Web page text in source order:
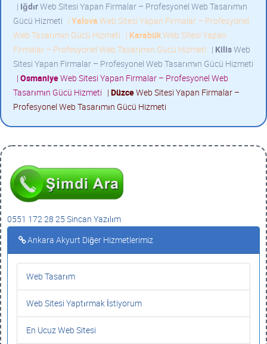
| IğdırWeb Sitesi Yapan Firmalar – Profesyonel Web Tasarımın
Gücü Hizmeti | Yalova Web Sitesi Yapan Firmalar – Profesyonel
Web Tasarımın Gücü Hizmeti | KarabükWeb Sitesi Yapan
Firmalar – Profesyonel Web Tasarımın Gücü Hizmeti | KilisWeb
Sitesi Yapan Firmalar – Profesyonel Web Tasarımın Gücü Hizmeti
| OsmaniyeWeb Sitesi Yapan Firmalar – Profesyonel Web
Tasarımın Gücü Hizmeti | DüzceWeb Sitesi Yapan Firmalar –
Profesyonel Web Tasarımın Gücü Hizmeti
0551 172 28 25 Sincan Yazılım
Ankara Akyurt Diğer Hizmetlerimiz
Web Tasarım
Web Sitesi Yaptırmak İstiyorum
En Ucuz Web Sitesi